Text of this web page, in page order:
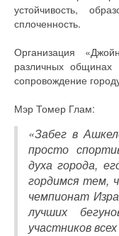
устойчивость,
сплоченность.
Организация
различных общинах
сопровождение
Мэр Томер Глам:
«Забег в
просто
духа города,
гордимся тем,
чемпионат
лучших
участников